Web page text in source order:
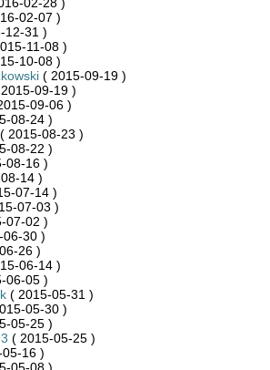
02-07 )
12-31 )
11-08 )
10-08 )
( 2015-09-19 )
09-19 )
09-06 )
08-24 )
( 2015-08-23 )
08-22 )
08-16 )
14 )
07-14 )
07-03 )
07-02 )
06-30 )
26 )
06-14 )
06-05 )
( 2015-05-31 )
05-30 )
05-25 )
( 2015-05-25 )
16 )
05-08 )